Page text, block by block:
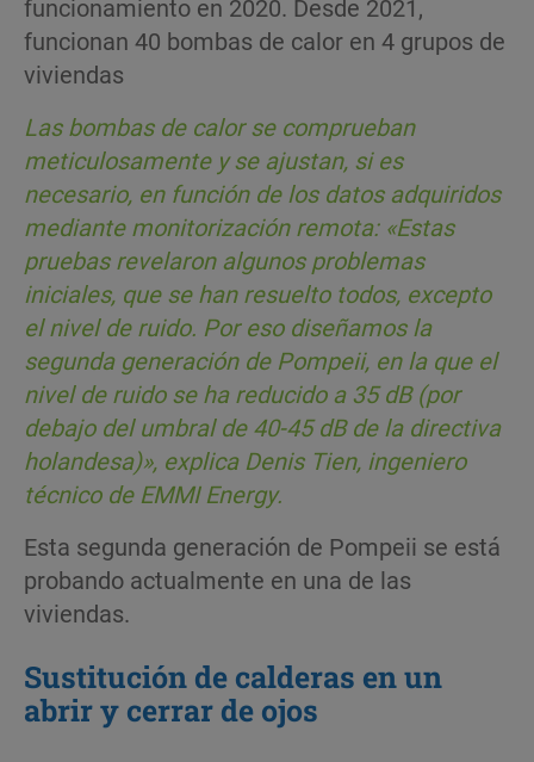
funcionamiento en 2020. Desde 2021,
funcionan 40 bombas de calor en 4 grupos de
viviendas
Las bombas de calor se comprueban
meticulosamente y se ajustan, si es
necesario, en función de los datos adquiridos
mediante monitorización remota: «Estas
pruebas revelaron algunos problemas
iniciales, que se han resuelto todos, excepto
el nivel de ruido. Por eso diseñamos la
segunda generación de Pompeii, en la que el
nivel de ruido se ha reducido a 35 dB (por
debajo del umbral de 40-45 dB de la directiva
holandesa)», explica Denis Tien, ingeniero
técnico de EMMI Energy.
Esta segunda generación de Pompeii se está
probando actualmente en una de las
viviendas.
Sustitución de calderas en un
abrir y cerrar de ojos